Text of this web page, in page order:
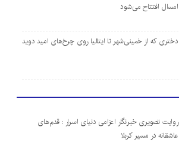
امسال افتتاح می‌شود
دختری که از خمینی‌شهر تا ایتالیا روی چرخ‌های امید دوید
روایت تصویری خبرنگار اعزامی دنیای اسرار : قدم‌های
عاشقانه در مسیر کربلا